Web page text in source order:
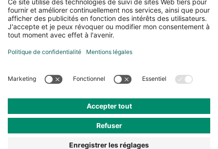
Social Media
Certifications
Paramètres de confidentialité Protection de données